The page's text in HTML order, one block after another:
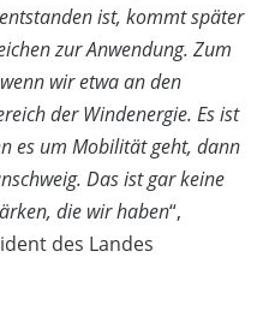
ist, kommt später
zur Anwendung. Zum
wir etwa an den
der Windenergie. Es ist
es um Mobilität geht, dann
Das ist gar keine
die wir haben“,
des Landes